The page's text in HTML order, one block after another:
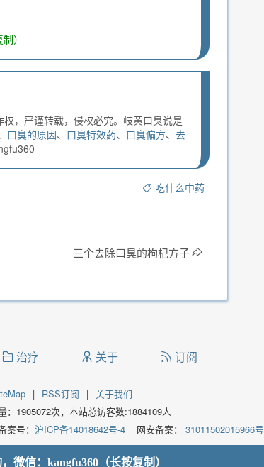
）
，严谨转载，侵权必究。岐黄口臭说是
口臭的原因、 口臭特效药、 口臭偏方、 去
吃什么中药
三个去除口臭的枸杞方子
治疗 关于 订阅
| RSS订阅 |
关于我们
1905072次，本站总访客数:1884109人
案号： 沪ICP备14018642号-4 网安备案： 31011502015966号
微信：kangfu360（长按复制）